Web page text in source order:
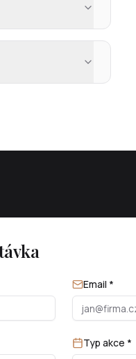
Email *
Typ akce *